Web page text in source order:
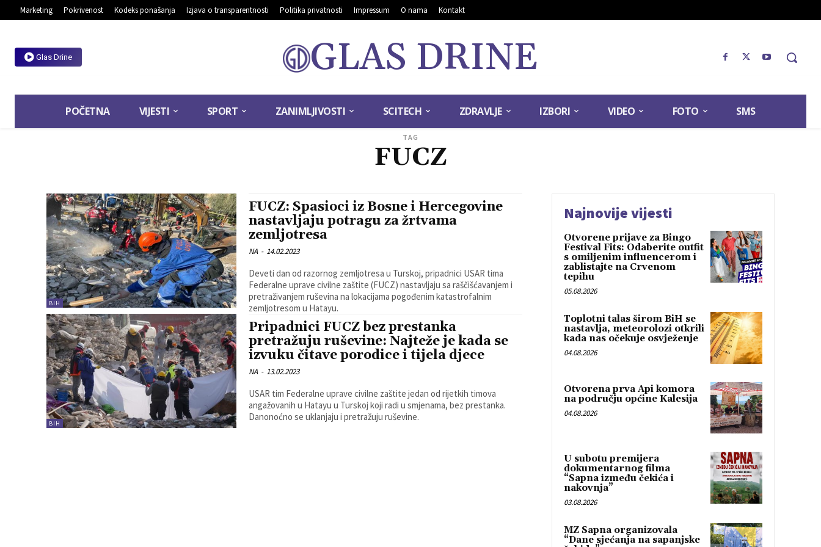
Marketing Pokrivenost Kodeks ponašanja Izjava o transparentnosti Politika privatnosti Impressum O nama Kontakt
Glas Drine GLAS DRINE
POČETNA VIJESTI SPORT ZANIMLJIVOSTI SCITECH ZDRAVLJE IZBORI VIDEO FOTO SMS
TAG
FUCZ
BIH
FUCZ: Spasioci iz Bosne i Hercegovine
nastavljaju potragu za žrtvama
zemljotresa
NA - 14.02.2023
Deveti dan od razornog zemljotresa u Turskoj, pripadnici USAR tima
Federalne uprave civilne zaštite (FUCZ) nastavljaju sa raščišćavanjem i
pretraživanjem ruševina na lokacijama pogođenim katastrofalnim
zemljotresom u Hatayu.
BIH
Pripadnici FUCZ bez prestanka
pretražuju ruševine: Najteže je kada se
izvuku čitave porodice i tijela djece
NA - 13.02.2023
USAR tim Federalne uprave civilne zaštite jedan od rijetkih timova
angažovanih u Hatayu u Turskoj koji radi u smjenama, bez prestanka.
Danonoćno se uklanjaju i pretražuju ruševine.
Najnovije vijesti
Otvorene prijave za Bingo
Festival Fits: Odaberite outfit
s omiljenim influencerom i
zablistajte na Crvenom
tepihu
05.08.2026
Toplotni talas širom BiH se
nastavlja, meteorolozi otkrili
kada nas očekuje osvježenje
04.08.2026
Otvorena prva Api komora
na području općine Kalesija
04.08.2026
U subotu premijera
dokumentarnog filma
“Sapna između čekića i
nakovnja”
03.08.2026
MZ Sapna organizovala
“Dane sjećanja na sapanjske